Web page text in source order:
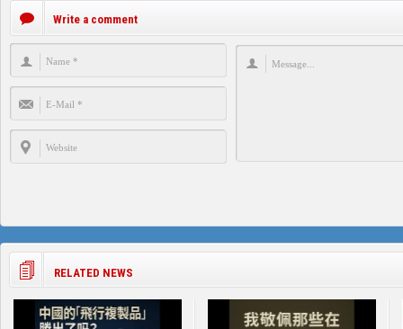
Write a comment
RELATED NEWS